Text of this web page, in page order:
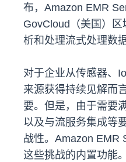
布，Amazon EMR
GovCloud（美国）
析和处理流式处理数据
对于企业从传感器、
来源获得持续见解而
要。但是，由于需要
以及与流服务集成等
战性。Amazon EMR
这些挑战的内置功能